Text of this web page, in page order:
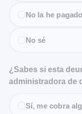
No la he pagado
No sé
¿Sabes si esta
administradora de
Sí, me cobra